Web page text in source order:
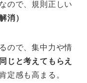
ので、規則正しい
消）
ので、集中力や情
じと考えてもらえ
定感も高まる。